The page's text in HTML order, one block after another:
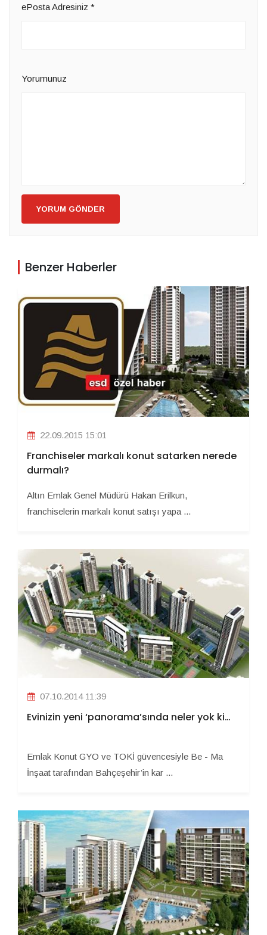
ePosta Adresiniz *
Yorumunuz
YORUM GÖNDER
Benzer Haberler
22.09.2015 15:01
Franchiseler markalı konut satarken nerede
durmalı?
Altın Emlak Genel Müdürü Hakan Erilkun,
franchiselerin markalı konut satışı yapa ...
07.10.2014 11:39
Evinizin yeni ‘panorama’sında neler yok ki…
Emlak Konut GYO ve TOKİ güvencesiyle Be - Ma
İnşaat tarafından Bahçeşehir’in kar ...